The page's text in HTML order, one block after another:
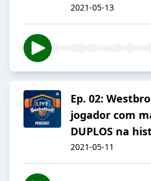
2021-05-13
Ep. 02:
jogador com
DUPLOS na
2021-05-11